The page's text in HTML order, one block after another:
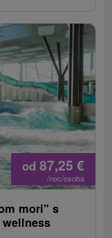
od 87,25 €
/noc/osoba
mori" s